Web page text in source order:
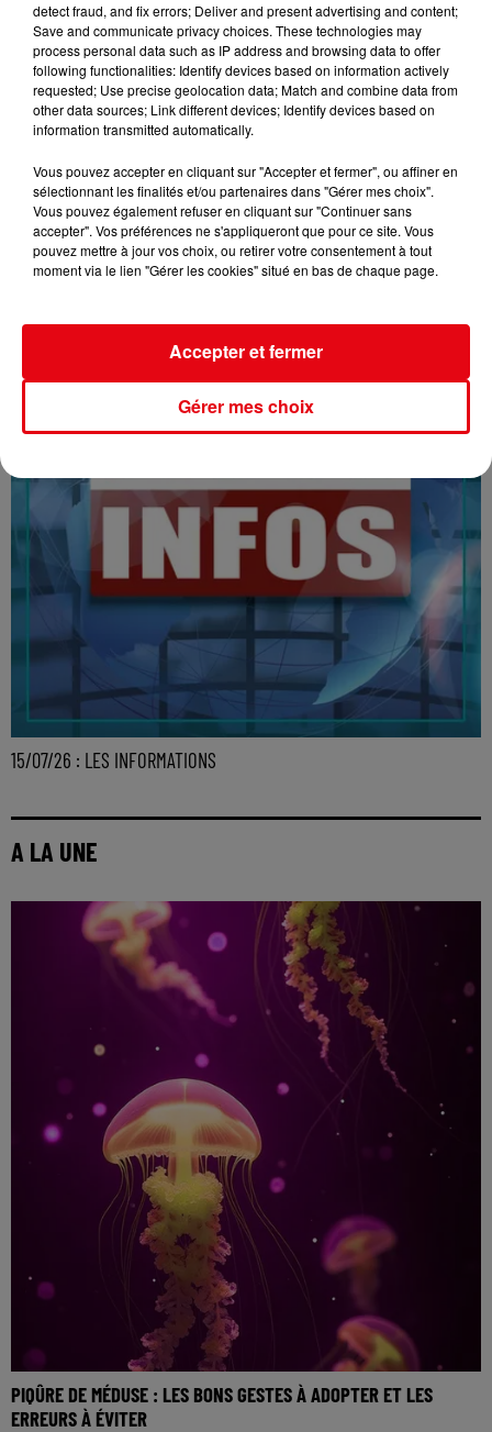
16/07/26 : LES INFORMATIONS
15/07/26 : LES INFORMATIONS
A LA UNE
PIQÛRE DE MÉDUSE : LES BONS GESTES À ADOPTER ET LES
ERREURS À ÉVITER
detect fraud, and fix errors; Deliver and present advertising and content;
Save and communicate privacy choices. These technologies may
process personal data such as IP address and browsing data to offer
following functionalities: Identify devices based on information actively
requested; Use precise geolocation data; Match and combine data from
other data sources; Link different devices; Identify devices based on
information transmitted automatically.
Vous pouvez accepter en cliquant sur "Accepter et fermer", ou affiner en
sélectionnant les finalités et/ou partenaires dans "Gérer mes choix".
Vous pouvez également refuser en cliquant sur "Continuer sans
accepter". Vos préférences ne s'appliqueront que pour ce site. Vous
pouvez mettre à jour vos choix, ou retirer votre consentement à tout
moment via le lien "Gérer les cookies" situé en bas de chaque page.
Gérer mes choix
Accepter et fermer